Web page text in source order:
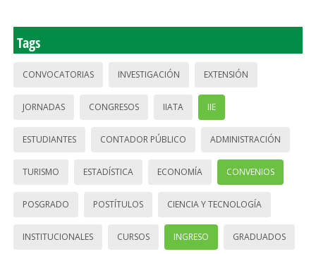
Tags
CONVOCATORIAS INVESTIGACIÓN EXTENSIÓN
JORNADAS CONGRESOS IIATA IIE
ESTUDIANTES CONTADOR PÚBLICO ADMINISTRACIÓN
TURISMO ESTADÍSTICA ECONOMÍA CONVENIOS
POSGRADO POSTÍTULOS CIENCIA Y TECNOLOGÍA
INSTITUCIONALES CURSOS INGRESO GRADUADOS